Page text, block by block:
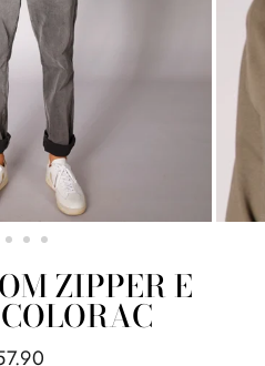
ZIPPER E